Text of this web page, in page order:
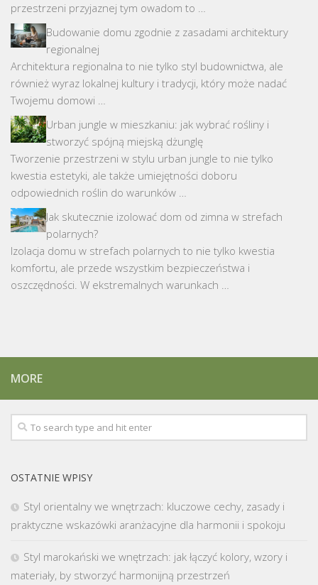
przestrzeni przyjaznej tym owadom to …
Budowanie domu zgodnie z zasadami architektury
regionalnej
Architektura regionalna to nie tylko styl budownictwa, ale
również wyraz lokalnej kultury i tradycji, który może nadać
Twojemu domowi …
Urban jungle w mieszkaniu: jak wybrać rośliny i
stworzyć spójną miejską dżunglę
Tworzenie przestrzeni w stylu urban jungle to nie tylko
kwestia estetyki, ale także umiejętności doboru
odpowiednich roślin do warunków …
Jak skutecznie izolować dom od zimna w strefach
polarnych?
Izolacja domu w strefach polarnych to nie tylko kwestia
komfortu, ale przede wszystkim bezpieczeństwa i
oszczędności. W ekstremalnych warunkach …
MORE
OSTATNIE WPISY
Styl orientalny we wnętrzach: kluczowe cechy, zasady i
praktyczne wskazówki aranżacyjne dla harmonii i spokoju
Styl marokański we wnętrzach: jak łączyć kolory, wzory i
materiały, by stworzyć harmonijną przestrzeń